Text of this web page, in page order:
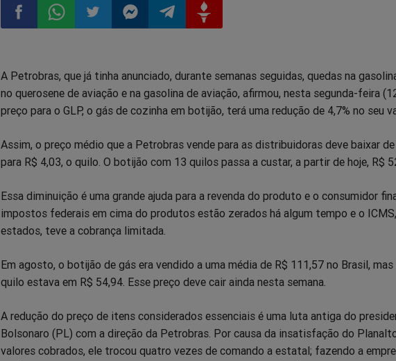
no
Facebook
no
Whatsapp
no
Twitter
no
Messenger
no
Telegram
no
Gettr
A Petrobras, que já tinha anunciado, durante semanas seguidas, quedas na
no querosene de aviação e na gasolina de aviação, afirmou, nesta segunda-feira
preço para o GLP, o gás de cozinha em botijão, terá uma redução de 4,7% no seu
Assim, o preço médio que a Petrobras vende para as distribuidoras deve baixar
para R$ 4,03, o quilo. O botijão com 13 quilos passa a custar, a partir de hoje, R$
Essa diminuição é uma grande ajuda para a revenda do produto e o consumidor
impostos federais em cima do produtos estão zerados há algum tempo e o
estados, teve a cobrança limitada.
Em agosto, o botijão de gás era vendido a uma média de R$ 111,57 no Brasil,
quilo estava em R$ 54,94. Esse preço deve cair ainda nesta semana.
A redução do preço de itens considerados essenciais é uma luta antiga do
Bolsonaro (PL) com a direção da Petrobras. Por causa da insatisfação do
valores cobrados, ele trocou quatro vezes de comando a estatal; fazendo a